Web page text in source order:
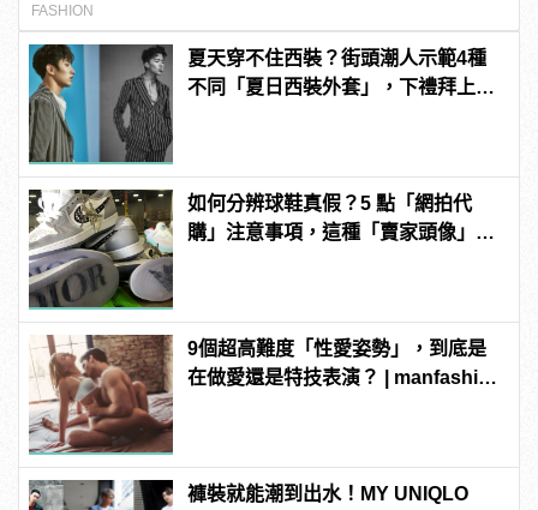
FASHION
夏天穿不住西裝？街頭潮人示範4種
不同「夏日西裝外套」，下禮拜上班
如何分辨球鞋真假？5 點「網拍代
購」注意事項，這種「賣家頭像」一
9個超高難度「性愛姿勢」，到底是
在做愛還是特技表演？ | manfashion
褲裝就能潮到出水！MY UNIQLO